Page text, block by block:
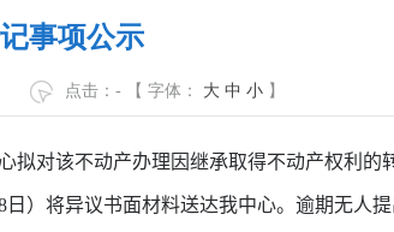
事项公示
点击： - 【 字体： 大 中 小 】
对该不动产办理因继承取得不动产权利的
日）将异议书面材料送达我中心。逾期无人